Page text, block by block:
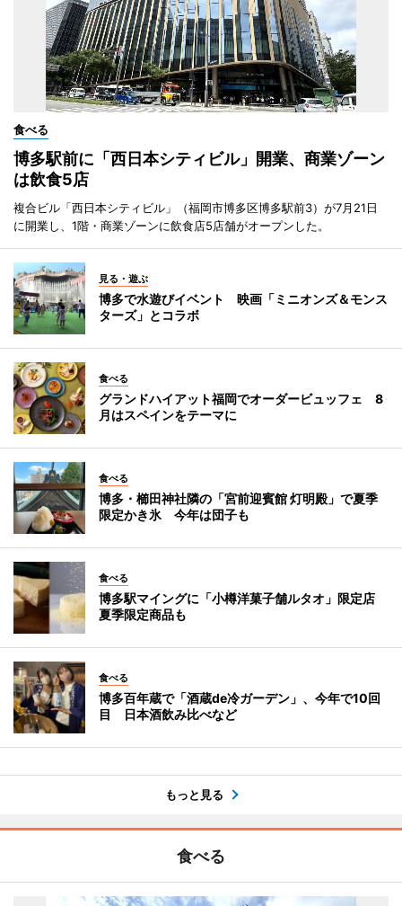
食べる
博多駅前に「西日本シティビル」開業、商業ゾーン
は飲食5店
複合ビル「西日本シティビル」（福岡市博多区博多駅前3）が7月21日
に開業し、1階・商業ゾーンに飲食店5店舗がオープンした。
見る・遊ぶ
博多で水遊びイベント 映画「ミニオンズ＆モンス
ターズ」とコラボ
食べる
グランドハイアット福岡でオーダービュッフェ 8
月はスペインをテーマに
食べる
博多・櫛田神社隣の「宮前迎賓館 灯明殿」で夏季
限定かき氷 今年は団子も
食べる
博多駅マイングに「小樽洋菓子舗ルタオ」限定店
夏季限定商品も
食べる
博多百年蔵で「酒蔵de冷ガーデン」、今年で10回
目 日本酒飲み比べなど
もっと見る
食べる